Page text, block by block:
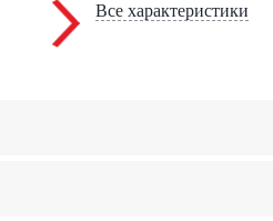
Все характеристики